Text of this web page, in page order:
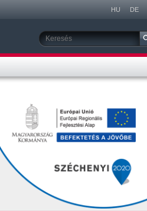
Márkafüggetlen tehergépkocsi szerviz
Ismerje meg vállalatunkat és
szolgáltatásainkat!
Márkafüggetlen Busz szerviz
MAN Cats III
Galéria